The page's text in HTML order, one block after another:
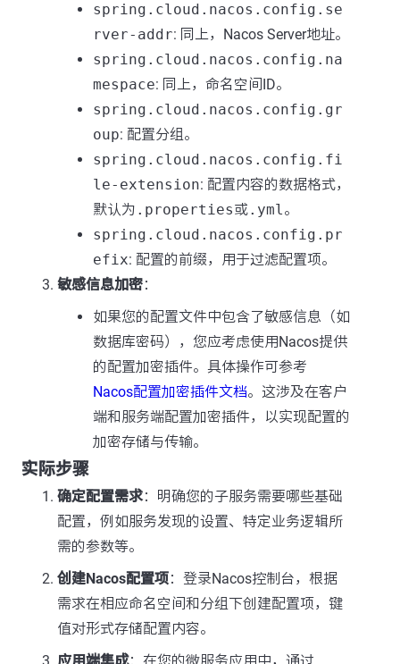
spring.cloud.nacos.config.se
rver-addr: 同上，Nacos Server地址。
spring.cloud.nacos.config.na
mespace: 同上，命名空间ID。
spring.cloud.nacos.config.gr
oup: 配置分组。
spring.cloud.nacos.config.fi
le-extension: 配置内容的数据格式，
默认为 .properties或.yml。
spring.cloud.nacos.config.pr
efix: 配置的前缀，用于过滤配置项。
敏感信息加密：
如果您的配置文件中包含了敏感信息（如
数据库密码），您应考虑使用Nacos提供
的配置加密插件。具体操作可参考
Nacos配置加密插件文档。这涉及在客户
端和服务端配置加密插件，以实现配置的
加密存储与传输。
实际步骤
确定配置需求：明确您的子服务需要哪些基础
配置，例如服务发现的设置、特定业务逻辑所
需的参数等。
创建Nacos配置项：登录Nacos控制台，根据
需求在相应命名空间和分组下创建配置项，键
值对形式存储配置内容。